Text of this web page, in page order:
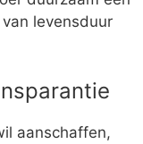
levensduur
aanschaffen,